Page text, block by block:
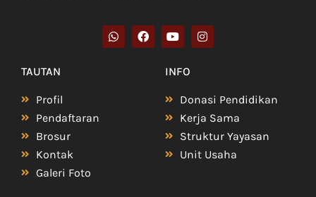
TAUTAN
Profil
Pendaftaran
Brosur
Kontak
Galeri Foto
INFO
Donasi Pendidikan
Kerja Sama
Struktur Yayasan
Unit Usaha